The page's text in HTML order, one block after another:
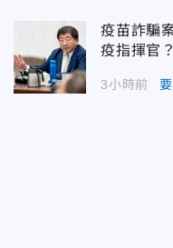
疫苗詐騙
疫指揮官？
3小時前